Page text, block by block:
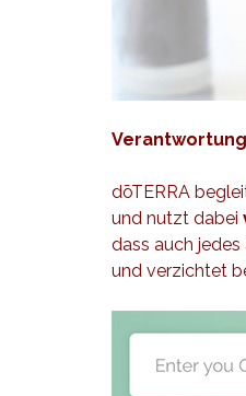
dōTERRA
und nutzt dabei
dass auch
und verzichtet